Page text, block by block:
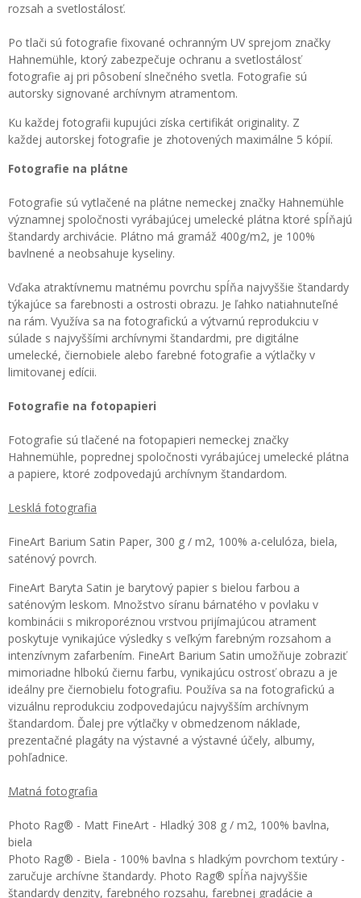
rozsah a svetlostálosť.
Po tlači sú fotografie fixované ochranným UV sprejom značky
Hahnemühle, ktorý zabezpečuje ochranu a svetlostálosť
fotografie aj pri pôsobení slnečného svetla. Fotografie sú
autorsky signované archívnym atramentom.
Ku každej fotografii kupujúci získa certifikát originality. Z
každej autorskej fotografie je zhotovených maximálne 5 kópií.
Fotografie na plátne
Fotografie sú vytlačené na plátne nemeckej značky Hahnemühle
významnej spoločnosti vyrábajúcej umelecké plátna ktoré spĺňajú
štandardy archivácie. Plátno má gramáž 400g/m2, je 100%
bavlnené a neobsahuje kyseliny.
Vďaka atraktívnemu matnému povrchu spĺňa najvyššie štandardy
týkajúce sa farebnosti a ostrosti obrazu. Je ľahko natiahnuteľné
na rám. Využíva sa na fotografickú a výtvarnú reprodukciu v
súlade s najvyššími archívnymi štandardmi, pre digitálne
umelecké, čiernobiele alebo farebné fotografie a výtlačky v
limitovanej edícii.
Fotografie na fotopapieri
Fotografie sú tlačené na fotopapieri nemeckej značky
Hahnemühle, poprednej spoločnosti vyrábajúcej umelecké plátna
a papiere, ktoré zodpovedajú archívnym štandardom.
Lesklá fotografia
FineArt Barium Satin Paper, 300 g / m2, 100% a-celulóza, biela,
saténový povrch.
FineArt Baryta Satin je barytový papier s bielou farbou a
saténovým leskom. Množstvo síranu bárnatého v povlaku v
kombinácii s mikroporéznou vrstvou prijímajúcou atrament
poskytuje vynikajúce výsledky s veľkým farebným rozsahom a
intenzívnym zafarbením. FineArt Barium Satin umožňuje zobraziť
mimoriadne hlbokú čiernu farbu, vynikajúcu ostrosť obrazu a je
ideálny pre čiernobielu fotografiu. Používa sa na fotografickú a
vizuálnu reprodukciu zodpovedajúcu najvyšším archívnym
štandardom. Ďalej pre výtlačky v obmedzenom náklade,
prezentačné plagáty na výstavné a výstavné účely, albumy,
pohľadnice.
Matná fotografia
Photo Rag® - Matt FineArt - Hladký 308 g / m2, 100% bavlna,
biela
Photo Rag® - Biela - 100% bavlna s hladkým povrchom textúry -
zaručuje archívne štandardy. Photo Rag® spĺňa najvyššie
štandardy denzity, farebného rozsahu, farebnej gradácie a